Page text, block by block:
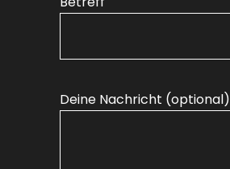
Deine Nachricht (optional)